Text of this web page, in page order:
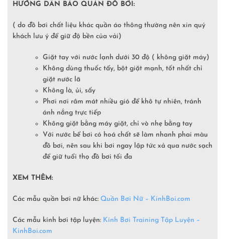
HƯỚNG DẪN BẢO QUẢN ĐỒ BƠI:
( do đồ bơi chất liệu khác quần áo thông thường nên xin quý
khách lưu ý để giữ độ bền của vải)
Giặt tay với nước lạnh dưới 30 độ ( không giặt máy)
Không dùng thuốc tẩy, bột giặt mạnh, tốt nhất chỉ
giặt nước lã
Không là, ủi, sấy
Phơi nơi râm mát nhiều gió để khô tự nhiên, tránh
ánh nắng trực tiếp
Không giặt bằng máy giặt, chỉ vò nhẹ bằng tay
Với nước bể bơi có hoá chất sẽ làm nhanh phai màu
đồ bơi, nên sau khi bơi ngay lập tức xả qua nước sạch
để giữ tuổi thọ đồ bơi tối đa
XEM THÊM:
Các mẫu quần bơi nữ khác: Quần Bơi Nữ – KinhBoi.com
Các mẫu kính bơi tập luyện: Kính Bơi Training Tập Luyện –
KinhBoi.com